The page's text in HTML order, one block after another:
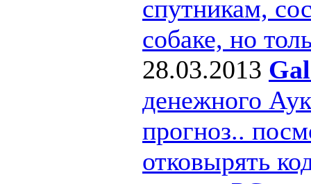
спутникам,
собаке, но
28.03.2013
денежного
прогноз..
отковырять